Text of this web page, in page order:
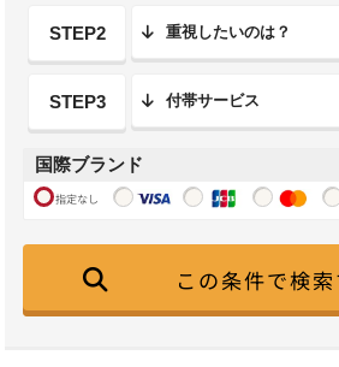
STEP2 重視したいのは？
STEP3 付帯サービス
国際ブランド
指定なし
この条件で検索